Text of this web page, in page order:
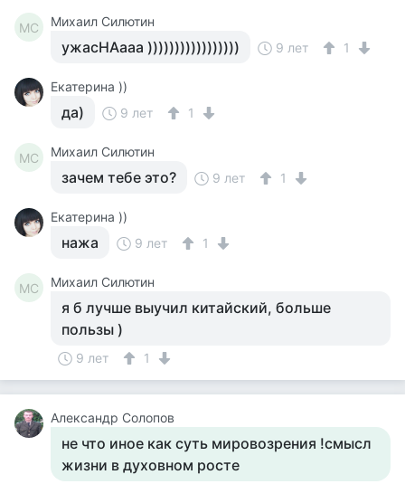
МС Михаил Силютин
ужасНАааа ))))))))))))))))) 9 лет 1
Екатерина ))
да) 9 лет 1
МС Михаил Силютин
зачем тебе это? 9 лет 1
Екатерина ))
нажа 9 лет 1
МС Михаил Силютин
я б лучше выучил китайский, больше
пользы )
9 лет 1
Александр Солопов
не что иное как суть мировозрения !смысл
жизни в духовном росте